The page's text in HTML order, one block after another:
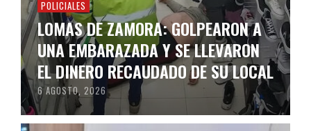
POLICIALES
LOMAS DE ZAMORA: GOLPEARON A
UNA EMBARAZADA Y SE LLEVARON
EL DINERO RECAUDADO DE SU LOCAL
6 AGOSTO, 2026